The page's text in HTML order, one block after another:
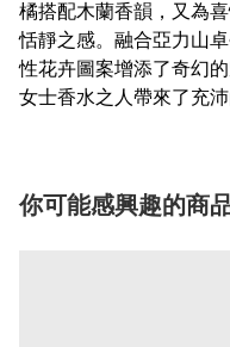
橘搭配木蘭香韻，又為
恬靜之感。融合亞力山
性花卉圖案增添了奇幻
女士香水之人帶來了充沛
你可能感興趣的商